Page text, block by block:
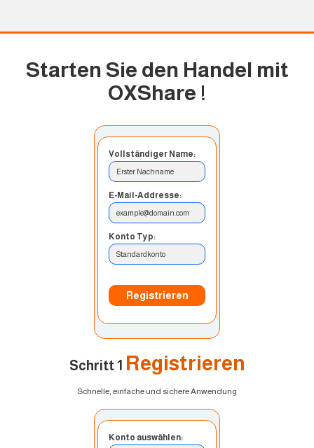
Starten Sie den Handel mit
OXShare !
Vollständiger Name:
Erster Nachname
E-Mail-Addresse:
example@domain.com
Konto Typ:
Standardkonto
Registrieren
Schritt 1 Registrieren
Schnelle, einfache und sichere Anwendung
Konto auswählen: